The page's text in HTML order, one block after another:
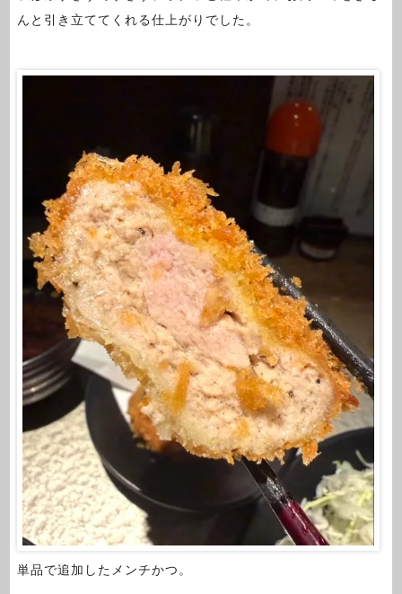
んと引き立ててくれる仕上がりでした。
単品で追加したメンチかつ。